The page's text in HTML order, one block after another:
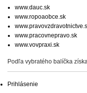
www.dauc.sk
www.ropoaobce.sk
www.pracovnepravo.sk
www.vovpraxi.sk
Podľa vybratého balíčka
Prihlásenie